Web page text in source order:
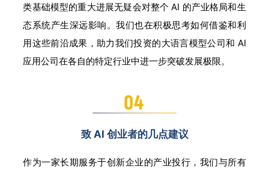
类基础模型的重大进展无疑会对整个 AI 的产业格局和生
态系统产生深远影响。我们也在积极思考如何借鉴和利
用这些前沿成果，助力我们投资的大语言模型公司和 AI
应用公司在各自的特定行业中进一步突破发展极限。
致 AI 创业者的几点建议
作为一家长期服务于创新企业的产业投行，我们与所有